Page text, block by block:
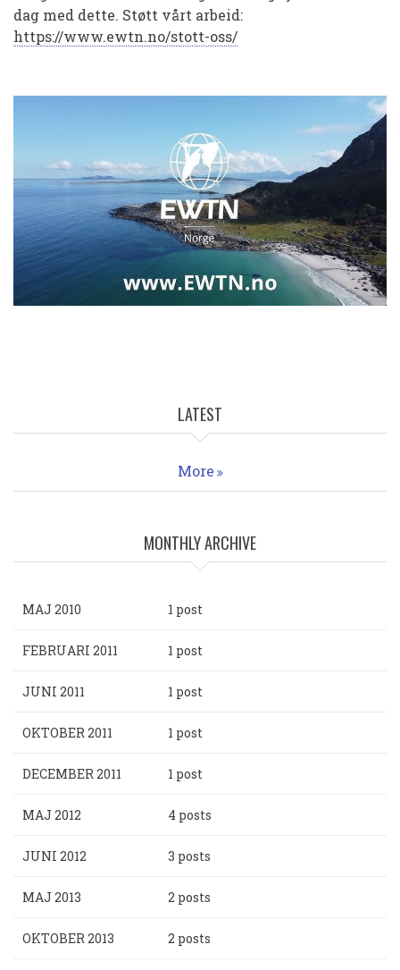
dag med dette. Støtt vårt arbeid:
https://www.ewtn.no/stott-oss/
LATEST
More
MONTHLY ARCHIVE
MAJ 2010 1 post
FEBRUARI 2011 1 post
JUNI 2011 1 post
OKTOBER 2011 1 post
DECEMBER 2011 1 post
MAJ 2012 4 posts
JUNI 2012 3 posts
MAJ 2013 2 posts
OKTOBER 2013 2 posts